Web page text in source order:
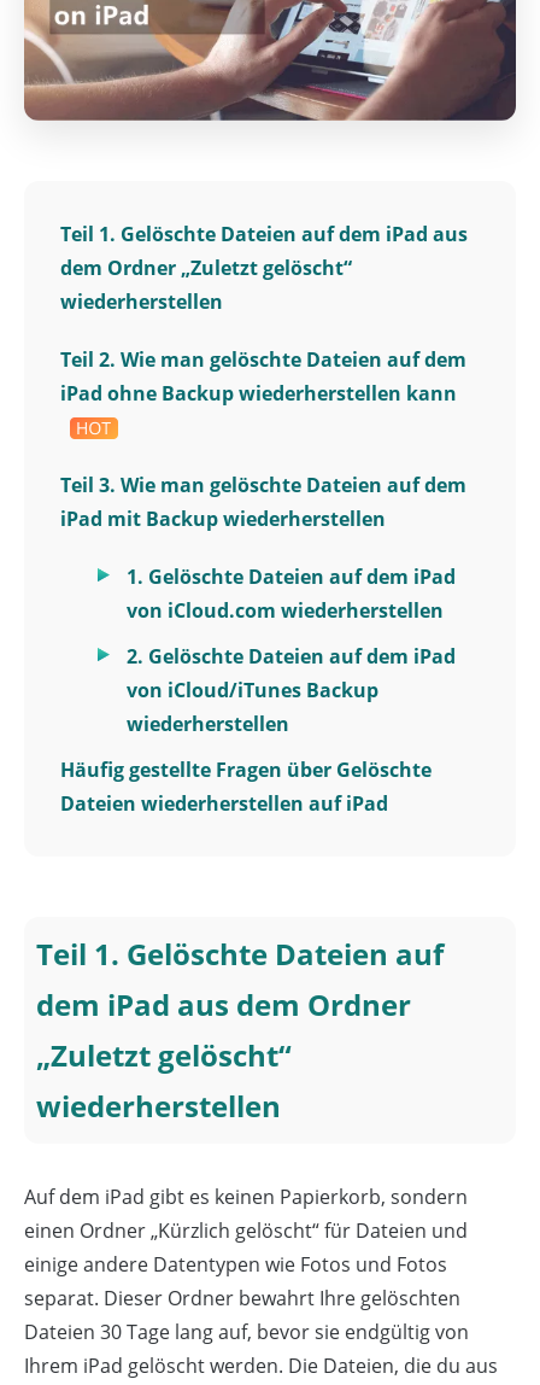
Teil 1. Gelöschte Dateien auf dem iPad aus
dem Ordner „Zuletzt gelöscht“
wiederherstellen
Teil 2. Wie man gelöschte Dateien auf dem
iPad ohne Backup wiederherstellen kann
Teil 3. Wie man gelöschte Dateien auf dem
iPad mit Backup wiederherstellen
1. Gelöschte Dateien auf dem iPad
von iCloud.com wiederherstellen
2. Gelöschte Dateien auf dem iPad
von iCloud/iTunes Backup
wiederherstellen
Häufig gestellte Fragen über Gelöschte
Dateien wiederherstellen auf iPad
Teil 1. Gelöschte Dateien auf
dem iPad aus dem Ordner
„Zuletzt gelöscht“
wiederherstellen
Auf dem iPad gibt es keinen Papierkorb, sondern
einen Ordner „Kürzlich gelöscht“ für Dateien und
einige andere Datentypen wie Fotos und Fotos
separat. Dieser Ordner bewahrt Ihre gelöschten
Dateien 30 Tage lang auf, bevor sie endgültig von
Ihrem iPad gelöscht werden. Die Dateien, die du aus